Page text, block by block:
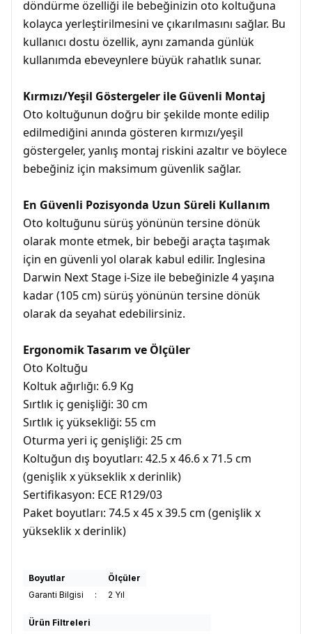
döndürme özelliği ile bebeğinizin oto koltuğuna
kolayca yerleştirilmesini ve çıkarılmasını sağlar. Bu
kullanıcı dostu özellik, aynı zamanda günlük
kullanımda ebeveynlere büyük rahatlık sunar.
Kırmızı/Yeşil Göstergeler ile Güvenli Montaj
Oto koltuğunun doğru bir şekilde monte edilip
edilmediğini anında gösteren kırmızı/yeşil
göstergeler, yanlış montaj riskini azaltır ve böylece
bebeğiniz için maksimum güvenlik sağlar.
En Güvenli Pozisyonda Uzun Süreli Kullanım
Oto koltuğunu sürüş yönünün tersine dönük
olarak monte etmek, bir bebeği araçta taşımak
için en güvenli yol olarak kabul edilir. Inglesina
Darwin Next Stage i-Size ile bebeğinizle 4 yaşına
kadar (105 cm) sürüş yönünün tersine dönük
olarak da seyahat edebilirsiniz.
Ergonomik Tasarım ve Ölçüler
Oto Koltuğu
Koltuk ağırlığı: 6.9 Kg
Sırtlık iç genişliği: 30 cm
Sırtlık iç yüksekliği: 55 cm
Oturma yeri iç genişliği: 25 cm
Koltuğun dış boyutları: 42.5 x 46.6 x 71.5 cm
(genişlik x yükseklik x derinlik)
Sertifikasyon: ECE R129/03
Paket boyutları: 74.5 x 45 x 39.5 cm (genişlik x
yükseklik x derinlik)
Boyutlar
Ölçüler
Garanti Bilgisi
: 2 Yıl
Ürün Filtreleri